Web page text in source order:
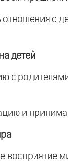
с
детей
с
и